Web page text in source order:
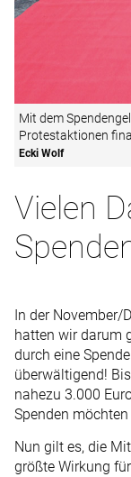
Mit dem
Protestaktionen
Ecki Wolf
Vielen
In der November/
hatten wir darum
durch eine
überwältigend!
nahezu 3.000
Spenden
Nun gilt es, die
größte Wirkung